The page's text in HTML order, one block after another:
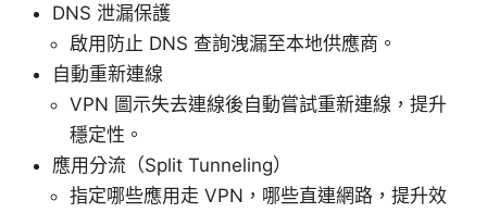
DNS 泄漏保護
啟用防止 DNS 查詢洩漏至本地供應商。
自動重新連線
VPN 圖示失去連線後自動嘗試重新連線，提升
穩定性。
應用分流（Split Tunneling）
指定哪些應用走 VPN，哪些直連網路，提升效